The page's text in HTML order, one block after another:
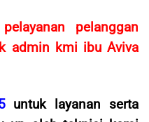
pelanggan
admin kmi ibu Aviva
untuk layanan serta